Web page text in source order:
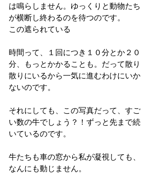
は鳴らしません。ゆっくりと動物たち
が横断し終わるのを待つのです。
この遮られている
時間って、１回につき１０分とか２０
分、もっとかかることも。だって散り
散りにいるから一気に進むわけにいか
ないのです。
それにしても、この写真だって、すご
い数の牛でしょう？！ずっと先まで続
いているのです。
牛たちも車の窓から私が凝視しても、
なんにも動じません。